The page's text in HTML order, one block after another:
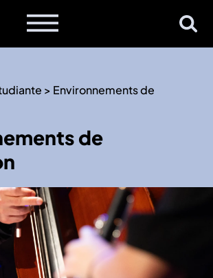
> Environnements de
de